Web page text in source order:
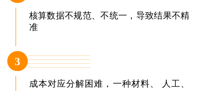
核算数据不规范、不统一，导致结果不精
准
3
成本对应分解困难，一种材料、 人工、